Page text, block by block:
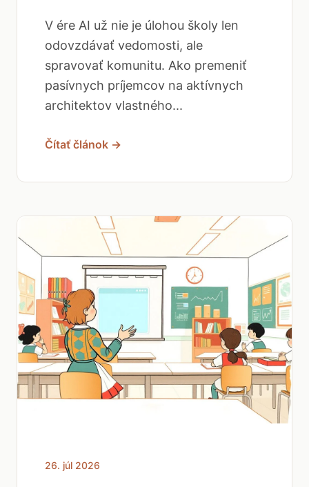
V ére AI už nie je úlohou školy len
odovzdávať vedomosti, ale
spravovať komunitu. Ako premeniť
pasívnych príjemcov na aktívnych
architektov vlastného...
Čítať článok →
26. júl 2026